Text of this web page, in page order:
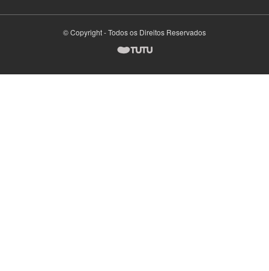
© Copyright - Todos os Direitos Reservados